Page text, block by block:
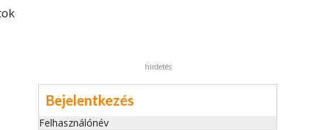
hirdetés
Bejelentkezés
Felhasználónév